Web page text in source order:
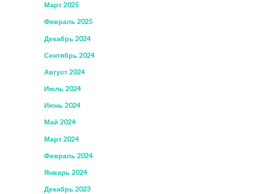
Март 2025
Февраль 2025
Декабрь 2024
Сентябрь 2024
Август 2024
Июль 2024
Июнь 2024
Май 2024
Март 2024
Февраль 2024
Январь 2024
Декабрь 2023